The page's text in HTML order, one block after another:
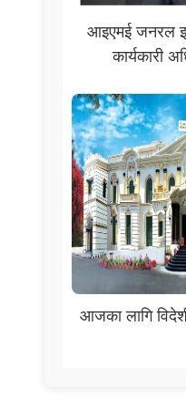
आइएमई जनरल
कार्यकारी
आजका लागि